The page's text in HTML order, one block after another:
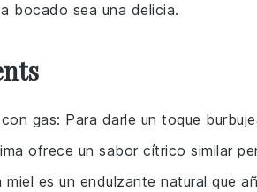
bocado sea una delicia.
gas: Para darle un toque
ofrece un sabor cítrico similar
miel es un endulzante natural que